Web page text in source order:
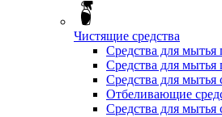
Чистящие средства
Средства для мытья
Средства для мытья
Средства для мытья
Отбеливающие
Средства для мытья